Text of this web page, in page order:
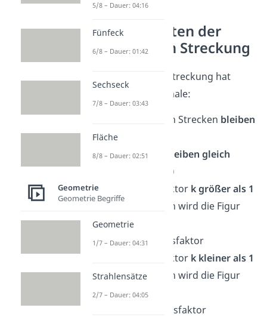
Eigenschaften der
zentrischen Streckung
Jede zentrische Streckung hat
dieselben Merkmale:
Alle parallelen Strecken bleiben
parallel
AlleWinkel bleiben gleich
(Winkeltreue)
Wenn der Faktor k größer als 1
ist, dann wird die Figur
vergrößert
→ Streckungsfaktor
Wenn der Faktor k kleiner als 1
(k<1)ist, dann wird die Figur
verkleinert
Stauchungsfaktor
5/8 – Dauer: 04:16
Fünfeck
6/8 – Dauer: 01:42
Sechseck
7/8 – Dauer: 03:43
Fläche
8/8 – Dauer: 02:51
Geometrie
Geometrie Begriffe
Geometrie
1/7 – Dauer: 04:31
Strahlensätze
2/7 – Dauer: 04:05